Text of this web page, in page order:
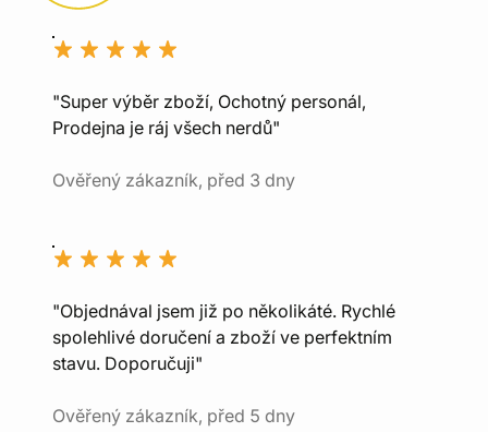
"Super výběr zboží, Ochotný personál,
Prodejna je ráj všech nerdů"
Ověřený zákazník, před 3 dny
"Objednával jsem již po několikáté. Rychlé
spolehlivé doručení a zboží ve perfektním
stavu. Doporučuji"
Ověřený zákazník, před 5 dny